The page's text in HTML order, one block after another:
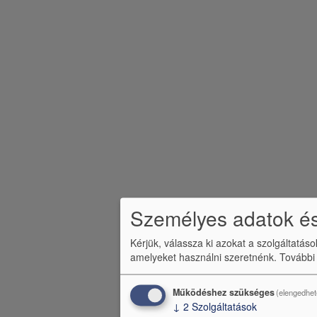
Személyes adatok
Kérjük, válassza ki azokat a
amelyeket használni szeretnénk.
Működéshez szükséges
↓ 2 Szolgáltatások